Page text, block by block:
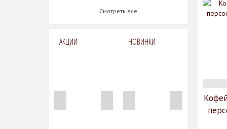
Смотреть все
АКЦИИ НОВИНКИ